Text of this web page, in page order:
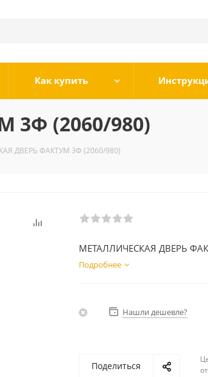
Как купить
(2060/980)
ДВЕРЬ ФАКТУМ 3Ф (2060/980)
МЕТАЛЛИЧЕСКАЯ ДВЕРЬ
Подробнее
Нашли дешевле?
Поделиться